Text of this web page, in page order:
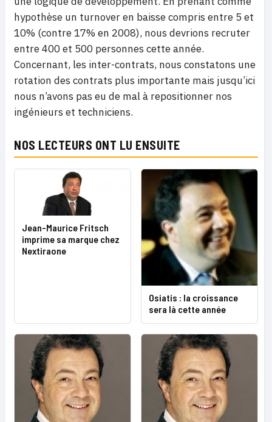
hypothèse un turnover en baisse compris entre 5 et
10% (contre 17% en 2008), nous devrions recruter
entre 400 et 500 personnes cette année.
Concernant, les inter-contrats, nous constatons une
rotation des contrats plus importante mais jusqu’ici
nous n’avons pas eu de mal à repositionner nos
ingénieurs et techniciens.
NOS LECTEURS ONT LU ENSUITE
Jean-Maurice Fritsch
imprime sa marque chez
Nextiraone
Osiatis : la croissance
sera là cette année